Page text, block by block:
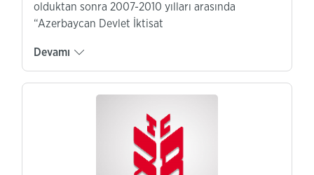
olduktan sonra 2007-2010 yılları arasında
“Azerbaycan Devlet İktisat
Devamı